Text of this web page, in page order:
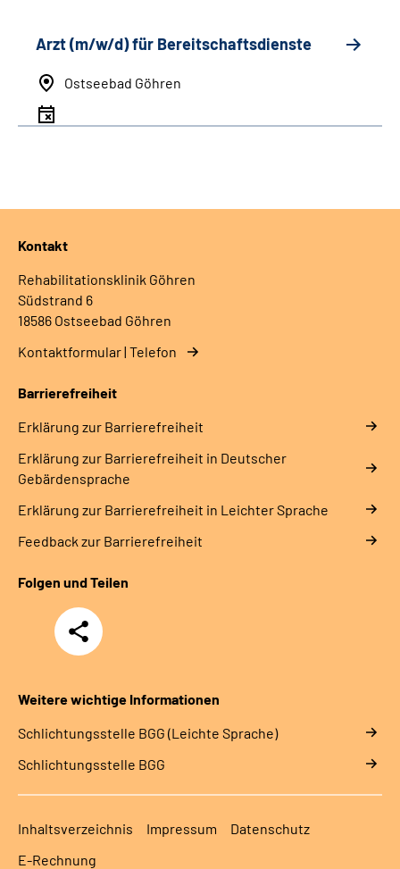
Arzt (m/w/d) für Bereitschaftsdienste
Ostseebad Göhren
Kontakt
Rehabilitationsklinik Göhren
Südstrand 6
18586 Ostseebad Göhren
Kontaktformular | Telefon
Barrierefreiheit
Erklärung zur Barrierefreiheit
Erklärung zur Barrierefreiheit in Deutscher
Gebärdensprache
Erklärung zur Barrierefreiheit in Leichter Sprache
Feedback zur Barrierefreiheit
Folgen und Teilen
Teilen
Weitere wichtige Informationen
Schlich­tungs­stel­le BGG (Leichte Sprache)
Schlich­tungs­stel­le BGG
Inhaltsverzeichnis Impressum
Datenschutz
E-Rechnung